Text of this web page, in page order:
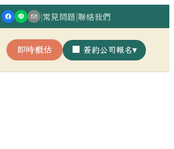
|常見問題|聯絡我們
即時概估 🏢 簽約公司報名▾